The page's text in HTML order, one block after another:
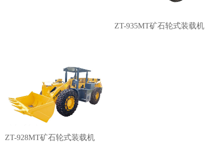
ZT-935MT矿石轮式装载机
ZT-928MT矿石轮式装载机